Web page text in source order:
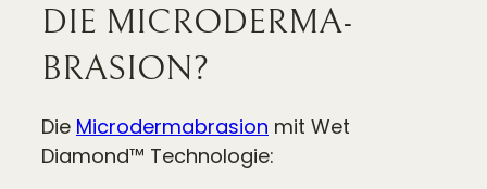
DIE MICRO­DERMA­
BRASION?
Die Microdermabrasion mit Wet
Diamond™ Technologie: